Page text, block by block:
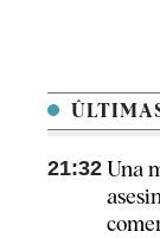
21:32 Una